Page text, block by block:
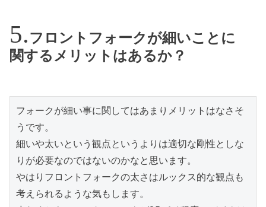
フロントフォークが細いことに
関するメリットはあるか？
フォークが細い事に関してはあまりメリットはなさそ
うです。
細いや太いという観点というよりは適切な剛性としな
りが必要なのではないのかなと思います。
やはりフロントフォークの太さはルックス的な観点も
考えられるような気もします。